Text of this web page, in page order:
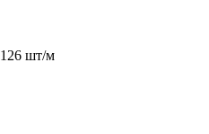
126 шт/м